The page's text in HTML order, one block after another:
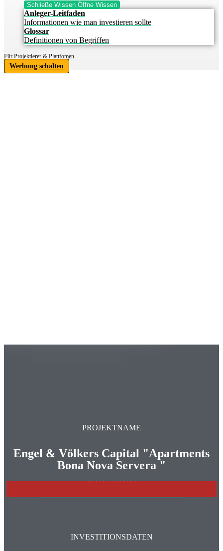
Schließe Wissen Öffne Wissen
Anleger-Leitfaden
Informationen wie man investieren sollte
Glossar
Definitionen von Begriffen
Für Projektierer & Plattfomen
Werbung schalten
PROJEKTNAME
Engel & Völkers Capital "Apartments
Bona Nova Servera "
INVESTITIONSDATEN